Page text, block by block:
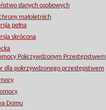
danych osobowych
małoletnich
pełna
skrócona
Pokrzywdzonym Przestępstwem
dla pokrzywdzonego przestępstwem
Domu